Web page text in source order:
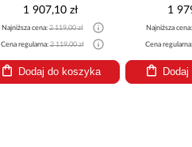
1 907,10 zł
Najniższa cena:2 119,00 zł
Cena regularna:2 119,00 zł
Dodaj do koszyka
1
Najniższa
Cena